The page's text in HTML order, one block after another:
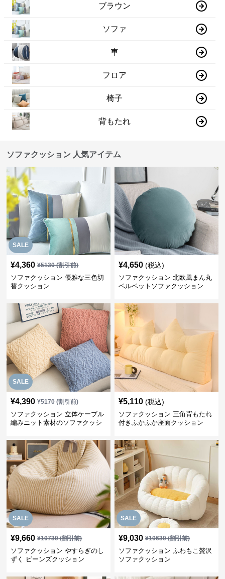
ブラウン
ソファ
車
フロア
椅子
背もたれ
ソファクッション 人気アイテム
SALE
¥4,360 ¥5130(割引前)
ソファクッション 優雅な三色切
替クッション
¥4,650 (税込)
ソファクッション 北欧風まん丸
ベルベットソファクッション
SALE
¥4,390 ¥5170(割引前)
ソファクッション 立体ケーブル
編みニット素材のソファクッシ
¥5,110 (税込)
ソファクッション 三角背もたれ
付きふかふか座面クッション
SALE
¥9,660 ¥10730(割引前)
ソファクッション やすらぎのし
ずく ビーンズクッション
SALE
¥9,030 ¥10630(割引前)
ソファクッション ふわもこ贅沢
ソファクッション